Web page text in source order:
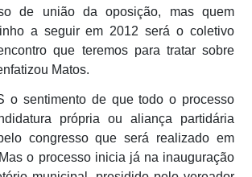
de união da oposição, mas quem
a seguir em 2012 será o coletivo
que teremos para tratar sobre
Matos.
sentimento de que todo o processo
própria ou aliança partidária
congresso que será realizado em
o processo inicia já na inauguração